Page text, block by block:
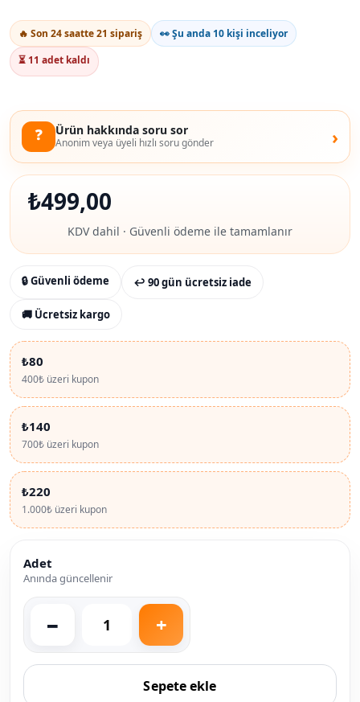
🔥 Son 24 saatte 21 sipariş
👀 Şu anda 10 kişi inceliyor
⏳ 11 adet kaldı
❓ Ürün hakkında soru sor
Anonim veya üyeli hızlı soru gönder ›
₺499,00
KDV dahil · Güvenli ödeme ile tamamlanır
🔒 Güvenli ödeme ↩ 90 gün ücretsiz iade
🚚 Ücretsiz kargo
₺80
400₺ üzeri kupon
₺140
700₺ üzeri kupon
₺220
1.000₺ üzeri kupon
Adet
Anında güncellenir
Sepete ekle